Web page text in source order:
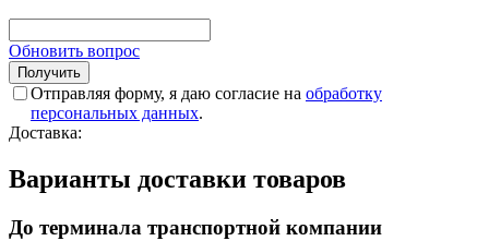
Обновить вопрос
Отправляя форму, я даю согласие на обработку
персональных данных.
Доставка:
Варианты доставки товаров
До терминала транспортной компании